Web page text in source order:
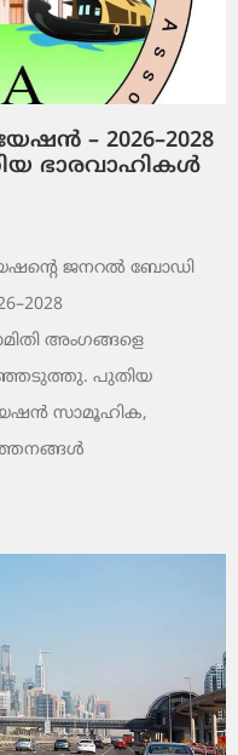
– 2026–2028
ഭാരവാഹികൾ
ജനറൽ ബോഡി
അംഗങ്ങളെ
പുതിയ
സാമൂഹിക,